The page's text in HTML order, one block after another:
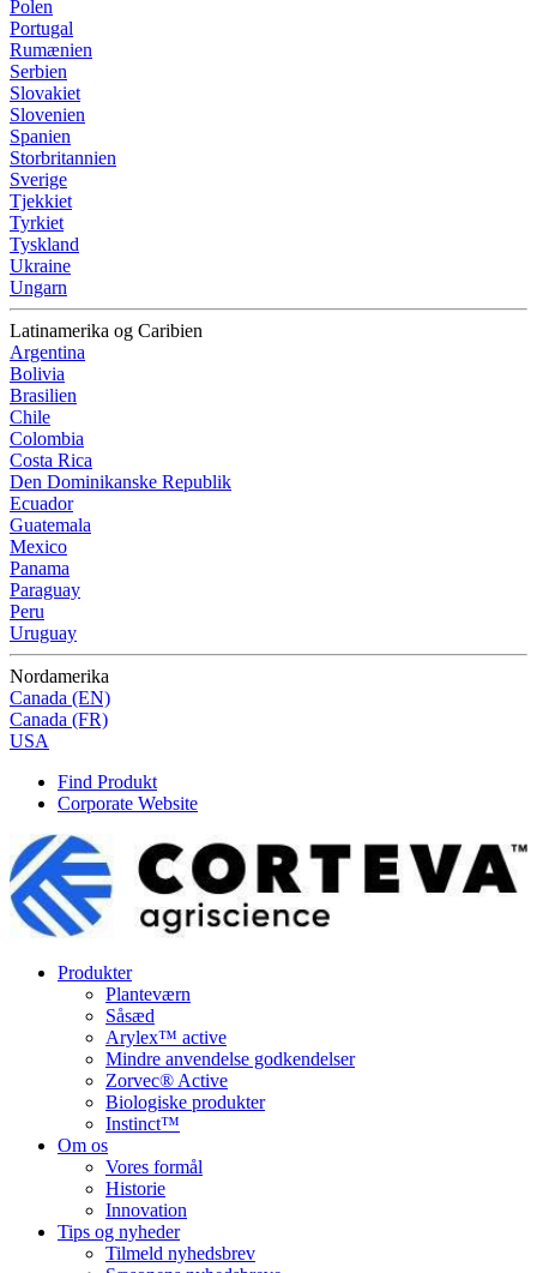
Polen
Portugal
Rumænien
Serbien
Slovakiet
Slovenien
Spanien
Storbritannien
Sverige
Tjekkiet
Tyrkiet
Tyskland
Ukraine
Ungarn
Latinamerika og Caribien
Argentina
Bolivia
Brasilien
Chile
Colombia
Costa Rica
Den Dominikanske Republik
Ecuador
Guatemala
Mexico
Panama
Paraguay
Peru
Uruguay
Nordamerika
Canada (EN)
Canada (FR)
USA
Find Produkt
Corporate Website
Produkter
Planteværn
Såsæd
Arylex™ active
Mindre anvendelse godkendelser
Zorvec® Active
Biologiske produkter
Instinct™
Om os
Vores formål
Historie
Innovation
Tips og nyheder
Tilmeld nyhedsbrev